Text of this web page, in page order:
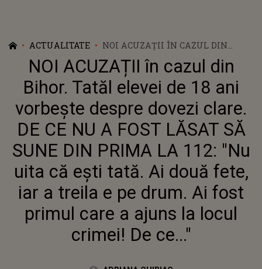
ACTUALITATE
NOI ACUZAȚII ÎN CAZUL DIN
BIHOR. TATĂL ELEVEI DE 18 ANI
VORBEȘTE DESPRE DOVEZI CLARE.
DE CE NU A FOST LĂSAT SĂ SUNE
DIN PRIMA LA 112: "NU UITA CĂ
EȘTI TATĂ. AI DOUĂ FETE, IAR A
TREILA E PE DRUM. AI FOST
PRIMUL CARE A AJUNS LA LOCUL
CRIMEI! DE CE..."
NOI ACUZAȚII în cazul din
Bihor. Tatăl elevei de 18 ani
vorbește despre dovezi clare.
DE CE NU A FOST LĂSAT SĂ
SUNE DIN PRIMA LA 112: "Nu
uita că ești tată. Ai două fete,
iar a treila e pe drum. Ai fost
primul care a ajuns la locul
crimei! De ce..."